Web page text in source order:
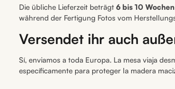
Die übliche Lieferzeit beträgt 6 bis 10 Wochen
während der Fertigung Fotos vom
Versendet ihr auch
Sí, enviamos a toda Europa. La mesa viaja
específicamente para proteger la madera